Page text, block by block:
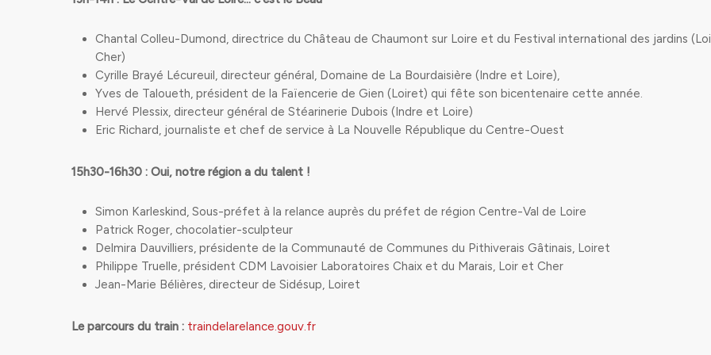
Chantal Colleu-Dumond, directrice du Château de Chaumont sur Loire et du Festival international des jardins
Cher)
Cyrille Brayé Lécureuil, directeur général, Domaine de La Bourdaisière (Indre et Loire),
Yves de Taloueth, président de la Faïencerie de Gien (Loiret) qui fête son bicentenaire cette année.
Hervé Plessix, directeur général de Stéarinerie Dubois (Indre et Loire)
Eric Richard, journaliste et chef de service à La Nouvelle République du Centre-Ouest
15h30-16h30 : Oui, notre région a du talent !
Simon Karleskind, Sous-préfet à la relance auprès du préfet de région Centre-Val de Loire
Patrick Roger, chocolatier-sculpteur
Delmira Dauvilliers, présidente de la Communauté de Communes du Pithiverais Gâtinais, Loiret
Philippe Truelle, président CDM Lavoisier Laboratoires Chaix et du Marais, Loir et Cher
Jean-Marie Bélières, directeur de Sidésup, Loiret
Le parcours du train : traindelarelance.gouv.fr